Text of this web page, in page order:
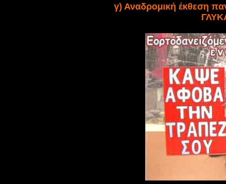
γ) Αναδρομική έκθεση